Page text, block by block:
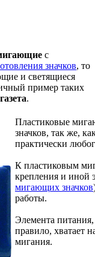
с
значков, то
и светящиеся
пример таких
.
Пластиковые
значков, так же,
практически
К пластиковым
крепления и иной
мигающих значков
работы.
Элемента питания,
правило, хватает
мигания.